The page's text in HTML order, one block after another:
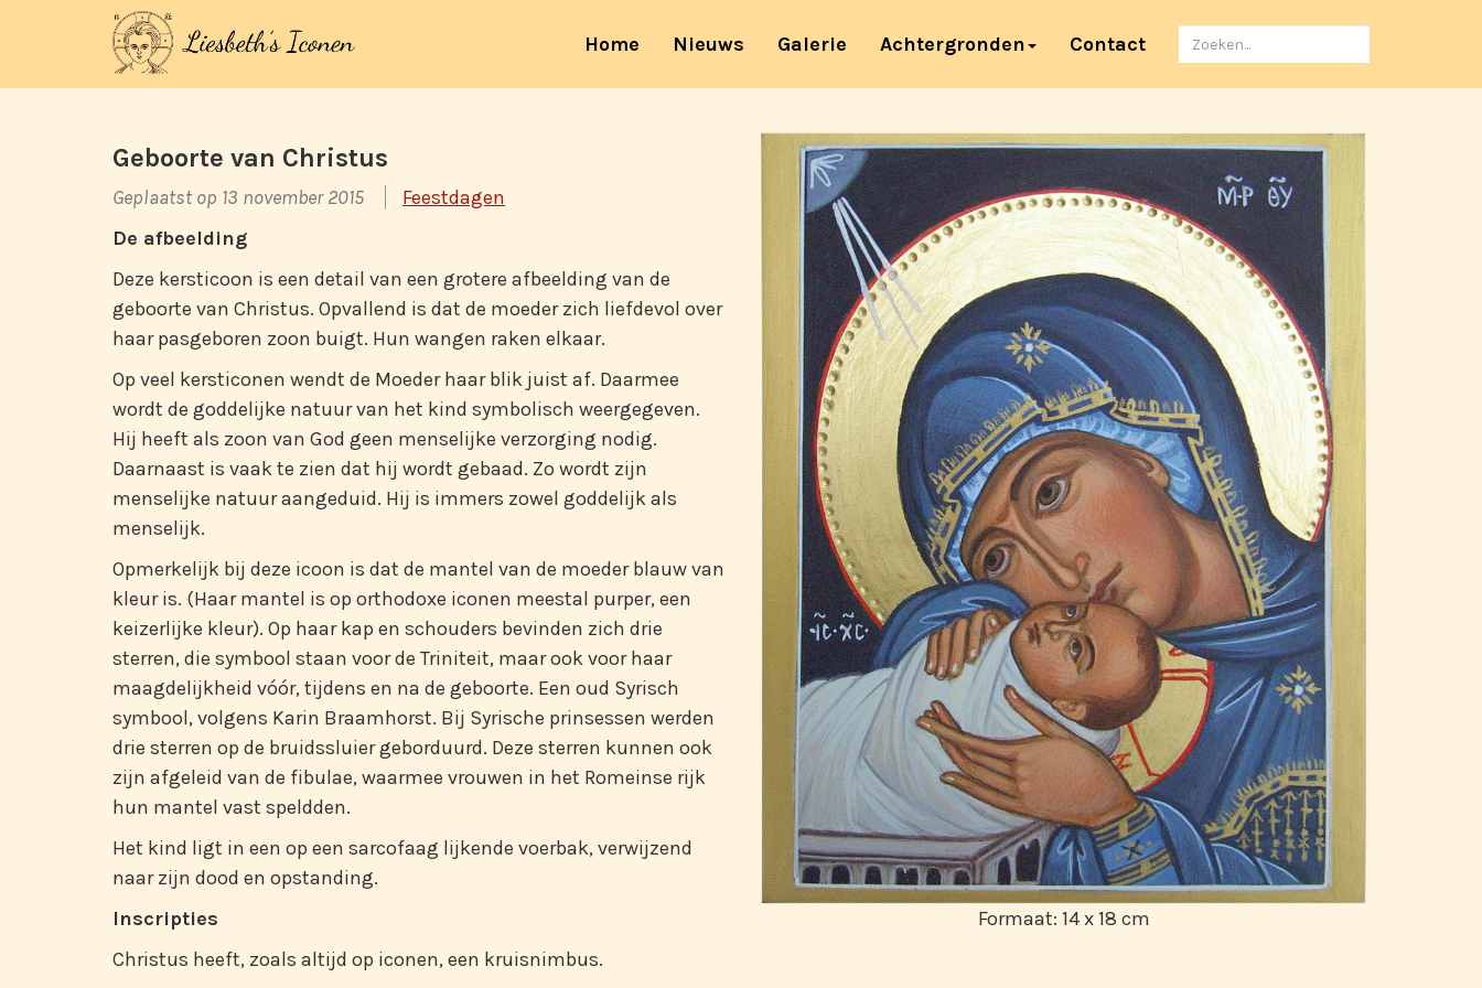
Home (current)
Nieuws Galerie Achtergronden Contact
Zoeken
naar
Geboorte van Christus
Geplaatst op 13 november 2015
Feestdagen
De afbeelding
Deze kersticoon is een detail van een grotere afbeelding van de
geboorte van Christus. Opvallend is dat de moeder zich liefdevol over
haar pasgeboren zoon buigt. Hun wangen raken elkaar.
Op veel kersticonen wendt de Moeder haar blik juist af. Daarmee
wordt de goddelijke natuur van het kind symbolisch weergegeven.
Hij heeft als zoon van God geen menselijke verzorging nodig.
Daarnaast is vaak te zien dat hij wordt gebaad. Zo wordt zijn
menselijke natuur aangeduid. Hij is immers zowel goddelijk als
menselijk.
Opmerkelijk bij deze icoon is dat de mantel van de moeder blauw van
kleur is. (Haar mantel is op orthodoxe iconen meestal purper, een
keizerlijke kleur). Op haar kap en schouders bevinden zich drie
sterren, die symbool staan voor de Triniteit, maar ook voor haar
maagdelijkheid vóór, tijdens en na de geboorte. Een oud Syrisch
symbool, volgens Karin Braamhorst. Bij Syrische prinsessen werden
drie sterren op de bruidssluier geborduurd. Deze sterren kunnen ook
zijn afgeleid van de fibulae, waarmee vrouwen in het Romeinse rijk
hun mantel vast speldden.
Het kind ligt in een op een sarcofaag lijkende voerbak, verwijzend
naar zijn dood en opstanding.
Inscripties
Christus heeft, zoals altijd op iconen, een kruisnimbus.
Formaat: 14 x 18 cm